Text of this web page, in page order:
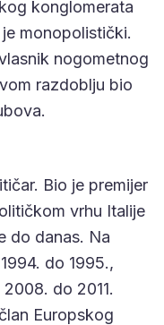
konglomerata
monopolistički.
nogometnog
razdoblju bio
Bio je premijer
vrhu Italije
do danas. Na
do 1995.,
do 2011.
Europskog